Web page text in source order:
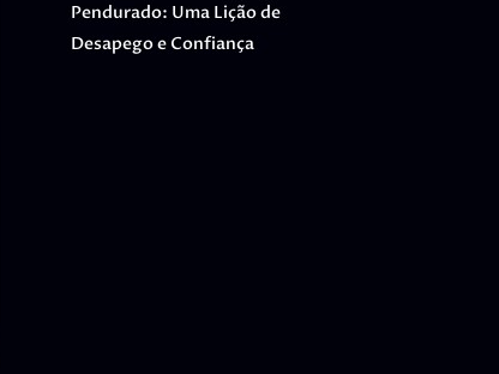
Pendurado: Uma Lição de
Desapego e Confiança